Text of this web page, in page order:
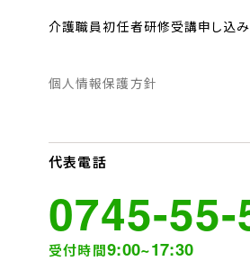
介護職員初任者研修受講申し込み
個人情報保護方針
代表電話
0745-55-
受付時間9:00~17:30